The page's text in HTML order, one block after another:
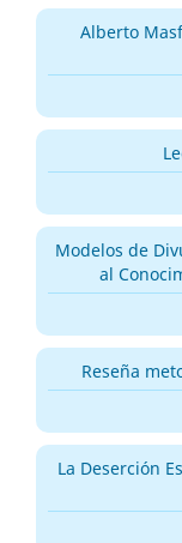
Alberto
Modelos de
al
Reseña
La Deserción